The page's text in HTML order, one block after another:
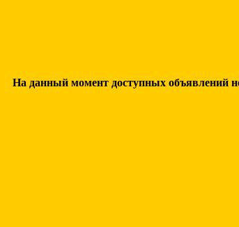
На данный момент доступных объявлений